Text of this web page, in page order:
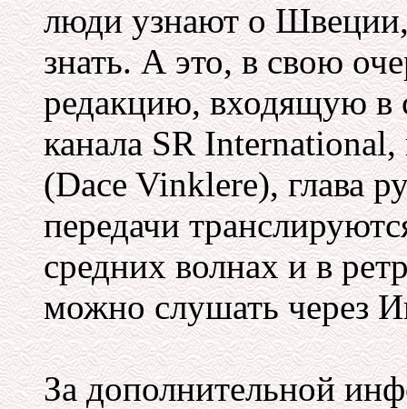
люди узнают о
знать. А это, в свою
редакцию, входящую в
канала SR
(Dace Vinklere), глава
передачи
средних волнах и в
можно слушать через
За дополнительной